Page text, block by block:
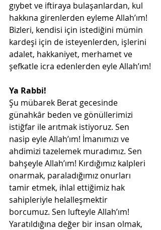
gıybet ve iftiraya bulaşanlardan, kul
hakkına girenlerden eyleme Allah’ım!
Bizleri, kendisi için istediğini mümin
kardeşi için de isteyenlerden, işlerini
adalet, hakkaniyet, merhamet ve
şefkatle icra edenlerden eyle Allah’ım!
Ya Rabbi!
Şu mübarek Berat gecesinde
günahkâr beden ve gönüllerimizi
istiğfar ile arıtmak istiyoruz. Sen
nasip eyle Allah’ım! İmanımızı ve
ahdimizi tazelemek muradımız. Sen
bahşeyle Allah’ım! Kırdığımız kalpleri
onarmak, paraladığımız onurları
tamir etmek, ihlal ettiğimiz hak
sahipleriyle helalleşmektir
borcumuz. Sen lufteyle Allah’ım!
Yaratıldığına değer bir insan olmak,